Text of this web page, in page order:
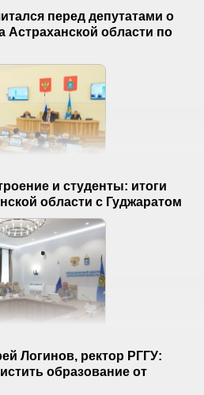
перед депутатами о
Астраханской области по
и студенты: итоги
области с Гуджаратом
Логинов, ректор РГГУ:
образование от